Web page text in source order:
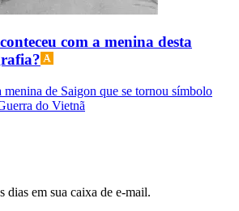
com a menina desta
menina de Saigon que se tornou símbolo
do Vietnã
dias em sua caixa de e-mail.